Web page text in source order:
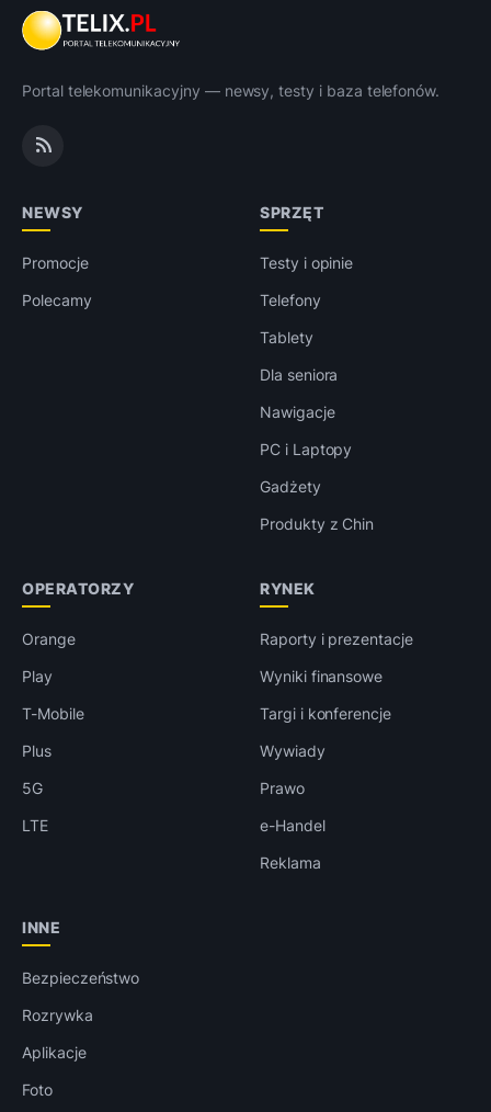
Portal telekomunikacyjny — newsy, testy i baza telefonów.
NEWSY
Promocje
Polecamy
SPRZĘT
Testy i opinie
Telefony
Tablety
Dla seniora
Nawigacje
PC i Laptopy
Gadżety
Produkty z Chin
OPERATORZY
Orange
Play
T-Mobile
Plus
5G
LTE
RYNEK
Raporty i prezentacje
Wyniki finansowe
Targi i konferencje
Wywiady
Prawo
e-Handel
Reklama
INNE
Bezpieczeństwo
Rozrywka
Aplikacje
Foto